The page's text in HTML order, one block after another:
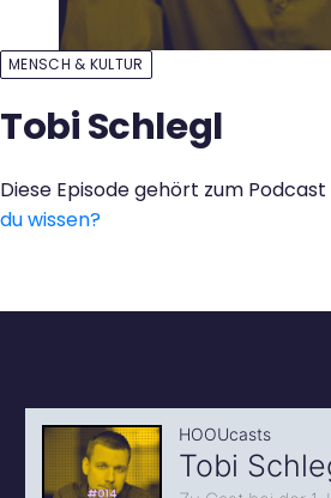
MENSCH & KULTUR
Tobi Schlegl
Diese Episode gehört zum Podcast
du wissen?